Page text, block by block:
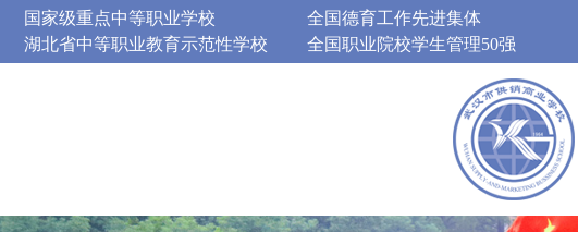
国家级重点中等职业学校 全国德育工作先进集体
湖北省中等职业教育示范性学校
全国职业院校学生管理50强